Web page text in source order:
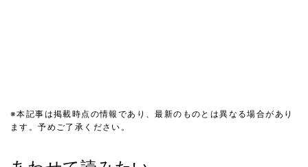
※本記事は掲載時点の情報であり、最新のものとは異なる場合があり
ます。予めご了承ください。